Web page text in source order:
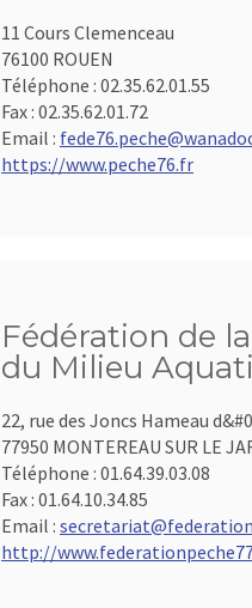
11 Cours Clemenceau
76100 ROUEN
Téléphone : 02.35.62.01.55
Fax : 02.35.62.01.72
Email :
https://www.peche76.fr
Fédération de
du Milieu
22, rue des Joncs Hameau
77950 MONTEREAU SUR LE
Téléphone : 01.64.39.03.08
Fax : 01.64.10.34.85
Email :
http://